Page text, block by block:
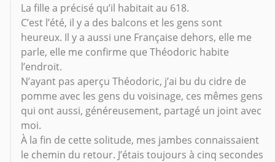
La fille a précisé qu’il habitait au 618.
C’est l’été, il y a des balcons et les gens sont
heureux. Il y a aussi une Française dehors, elle me
parle, elle me confirme que Théodoric habite
l’endroit.
N’ayant pas aperçu Théodoric, j’ai bu du cidre de
pomme avec les gens du voisinage, ces mêmes gens
qui ont aussi, généreusement, partagé un joint avec
moi.
À la fin de cette solitude, mes jambes connaissaient
le chemin du retour. J’étais toujours à cinq secondes